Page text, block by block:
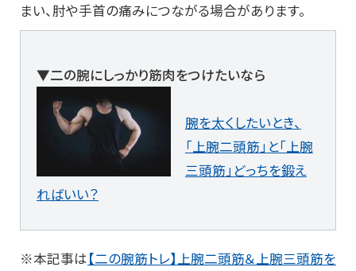
まい、肘や手首の痛みにつながる場合があります。
▼二の腕にしっかり筋肉をつけたいなら
腕を太くしたいとき、
「上腕二頭筋」と「上腕
三頭筋」どっちを鍛え
ればいい？
※本記事は【二の腕筋トレ】上腕二頭筋＆上腕三頭筋を